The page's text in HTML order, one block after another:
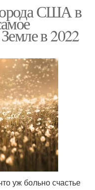
США в
в 2022
уж больно счастье